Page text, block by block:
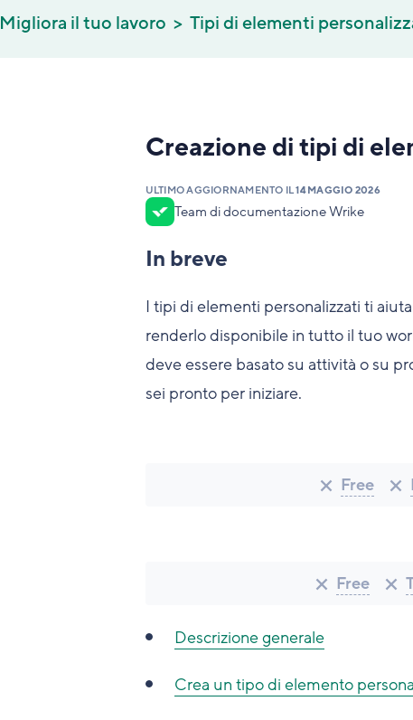
Migliora il tuo lavoro Tipi di elementi
Creazione di tipi di
ULTIMO AGGIORNAMENTO IL14 MAGGIO 2026
Team di documentazione Wrike
In breve
I tipi di elementi personalizzati ti
renderlo disponibile in tutto il tuo
deve essere basato su attività o su
sei pronto per iniziare.
Free
Free
Descrizione generale
Crea un tipo di elemento